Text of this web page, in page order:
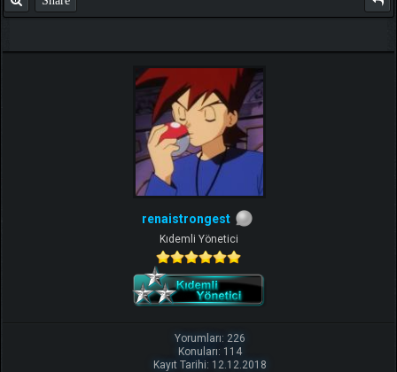
renaistrongest
Kıdemli Yönetici
Yorumları: 226
Konuları: 114
Kayıt Tarihi: 12.12.2018